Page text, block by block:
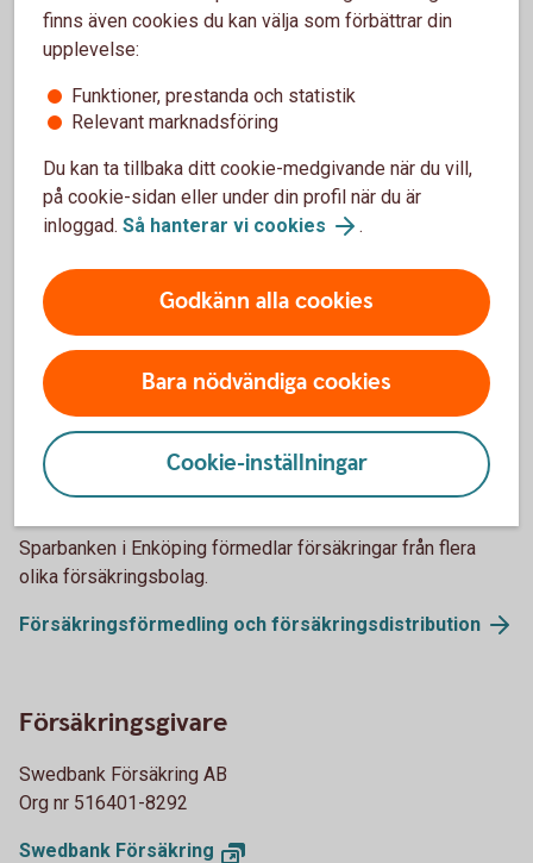
Har olyckan varit framme?
Här kan du göra din anmälan och ansöka om
ersättning.
Skadeanmälan – anmäl skada
Mer information
Vi är försäkringsförmedlare
Sparbanken i Enköping förmedlar försäkringar från flera
olika försäkringsbolag.
Försäkringsförmedling och försäkringsdistribution
Försäkringsgivare
Swedbank Försäkring AB
Org nr 516401-8292
Swedbank Försäkring
finns även cookies du kan välja som förbättrar din
upplevelse:
Funktioner, prestanda och statistik
Relevant marknadsföring
Du kan ta tillbaka ditt cookie-medgivande när du vill,
på cookie-sidan eller under din profil när du är
inloggad. Så hanterar vi cookies .
Godkänn alla cookies
Bara nödvändiga cookies
Cookie-inställningar